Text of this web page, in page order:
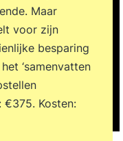
Maar
voor zijn
besparing
‘samenvatten
Kosten: